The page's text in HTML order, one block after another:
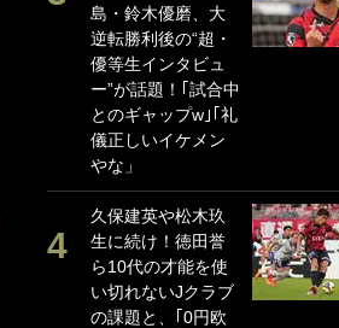
島・鈴木優磨、大
逆転勝利後の“超・
優等生インタビュ
ー”が話題！｢試合中
とのギャップw｣｢礼
儀正しいイケメン
やな」
久保建英や松木玖
生に続け！徳田誉
ら10代の才能を使
い切れないJクラブ
の課題と、｢0円欧